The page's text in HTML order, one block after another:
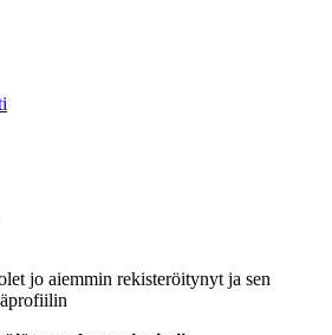
jo aiemmin rekisteröitynyt ja sen